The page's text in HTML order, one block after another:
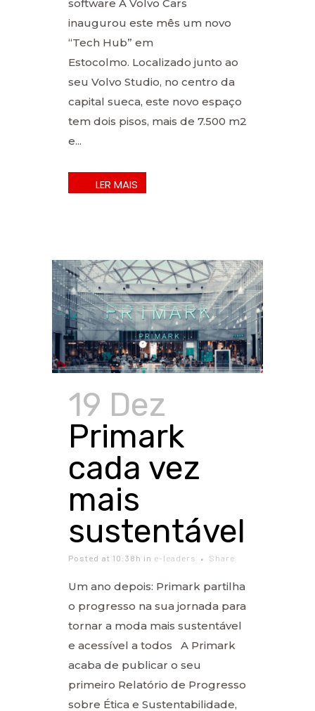
software A Volvo Cars
inaugurou este mês um novo
“Tech Hub” em
Estocolmo. Localizado junto ao
seu Volvo Studio, no centro da
capital sueca, este novo espaço
tem dois pisos, mais de 7.500 m2
e...
19 Dez
Primark
cada vez
mais
sustentável
Posted at 10:38h in e-leaders Share
Um ano depois: Primark partilha
o progresso na sua jornada para
tornar a moda mais sustentável
e acessível a todos A Primark
acaba de publicar o seu
primeiro Relatório de Progresso
sobre Ética e Sustentabilidade,